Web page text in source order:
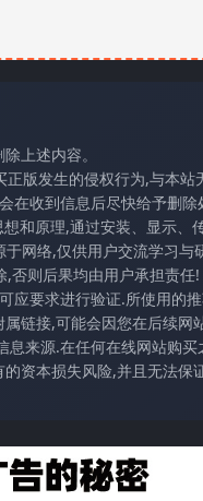
上述内容。
版发生的侵权行为,与本站
在收到信息后尽快给予删除
和原理,通过安装、显示、
网络,仅供用户交流学习与
否则后果均由用户承担责任!
应要求进行验证.所使用的
链接,可能会因您在后续网
来源.在任何在线网站购买
资本损失风险,并且无法保